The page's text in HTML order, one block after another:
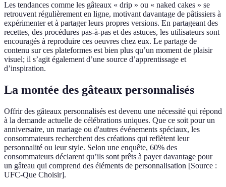
Les tendances comme les gâteaux « drip » ou « naked cakes » se
retrouvent régulièrement en ligne, motivant davantage de pâtissiers à
expérimenter et à partager leurs propres versions. En partageant des
recettes, des procédures pas-à-pas et des astuces, les utilisateurs sont
encouragés à reproduire ces oeuvres chez eux. Le partage de
contenu sur ces plateformes est bien plus qu’un moment de plaisir
visuel; il s’agit également d’une source d’apprentissage et
d’inspiration.
La montée des gâteaux personnalisés
Offrir des gâteaux personnalisés est devenu une nécessité qui répond
à la demande actuelle de célébrations uniques. Que ce soit pour un
anniversaire, un mariage ou d'autres événements spéciaux, les
consommateurs recherchent des créations qui reflètent leur
personnalité ou leur style. Selon une enquête, 60% des
consommateurs déclarent qu’ils sont prêts à payer davantage pour
un gâteau qui comprend des éléments de personnalisation [Source :
UFC-Que Choisir].